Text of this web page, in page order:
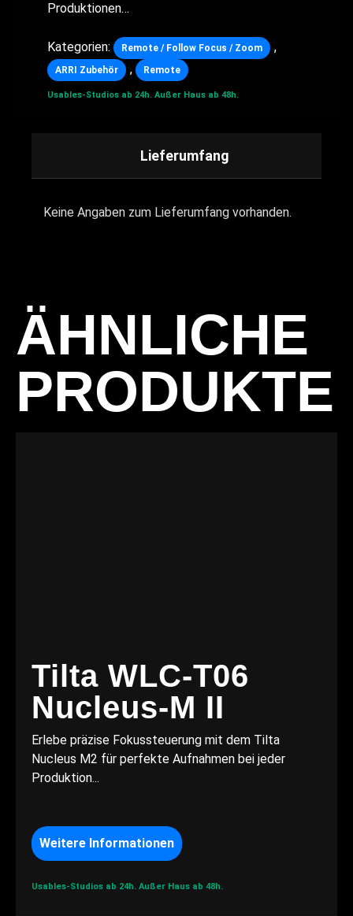
Produktionen…
Kategorien: Remote / Follow Focus / Zoom ,
ARRI Zubehör , Remote
Usables-Studios ab 24h. Außer Haus ab 48h.
Lieferumfang
Keine Angaben zum Lieferumfang vorhanden.
ÄHNLICHE
PRODUKTE
Tilta WLC-T06
Nucleus-M II
Erlebe präzise Fokussteuerung mit dem Tilta
Nucleus M2 für perfekte Aufnahmen bei jeder
Produktion...
Weitere Informationen
Usables-Studios ab 24h. Außer Haus ab 48h.